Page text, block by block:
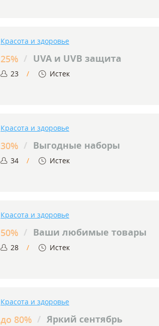
Красота и здоровье
25% / UVA и UVB защита
23 Истек
Красота и здоровье
30% / Выгодные наборы
34 Истек
Красота и здоровье
50% / Ваши любимые товары
28 Истек
Красота и здоровье
до 80% / Яркий сентябрь